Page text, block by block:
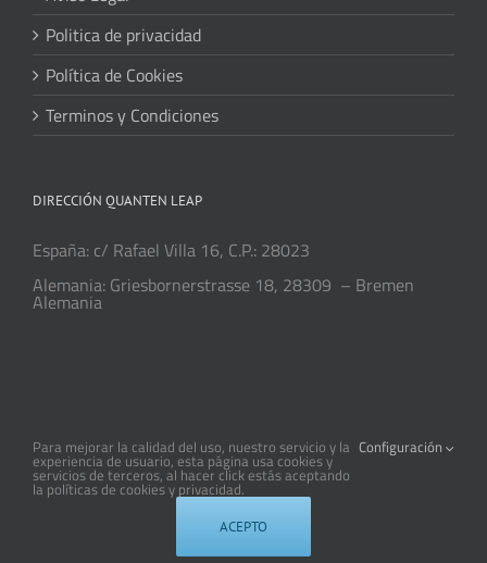
Politica de privacidad
Política de Cookies
Terminos y Condiciones
DIRECCIÓN QUANTEN LEAP
España: c/ Rafael Villa 16, C.P.: 28023
Alemania: Griesbornerstrasse 18, 28309 – Bremen
Alemania
Copyright 2012 - 2018 Avada | All Rights Reserved | Powered by
|Theme Fusion
Para mejorar la calidad del uso, nuestro servicio y la
experiencia de usuario, esta página usa cookies y
servicios de terceros, al hacer click estás aceptando
la políticas de cookies y privacidad.
Configuración
ACEPTO